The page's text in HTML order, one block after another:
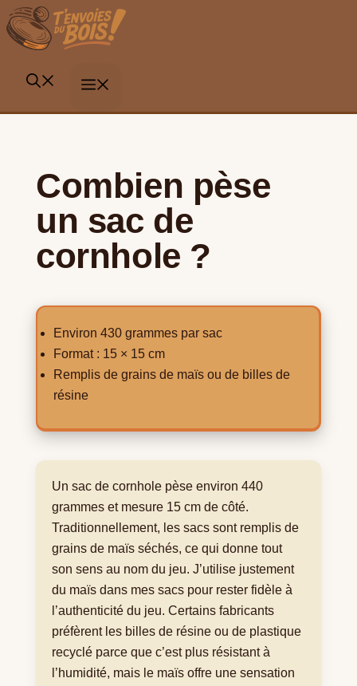
Aller
au
contenu
Combien pèse
un sac de
cornhole ?
Environ 430 grammes par sac
Format : 15 × 15 cm
Remplis de grains de maïs ou de billes de
résine
Un sac de cornhole pèse environ 440
grammes et mesure 15 cm de côté.
Traditionnellement, les sacs sont remplis de
grains de maïs séchés, ce qui donne tout
son sens au nom du jeu. J’utilise justement
du maïs dans mes sacs pour rester fidèle à
l’authenticité du jeu. Certains fabricants
préfèrent les billes de résine ou de plastique
recyclé parce que c’est plus résistant à
l’humidité, mais le maïs offre une sensation